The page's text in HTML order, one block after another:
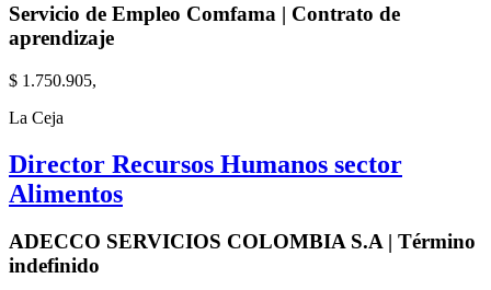
Servicio de Empleo Comfama | Contrato de
aprendizaje
$ 1.750.905,
La Ceja
Director Recursos Humanos sector
Alimentos
ADECCO SERVICIOS COLOMBIA S.A | Término
indefinido